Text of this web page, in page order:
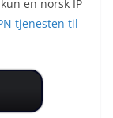
en norsk IP
tjenesten til